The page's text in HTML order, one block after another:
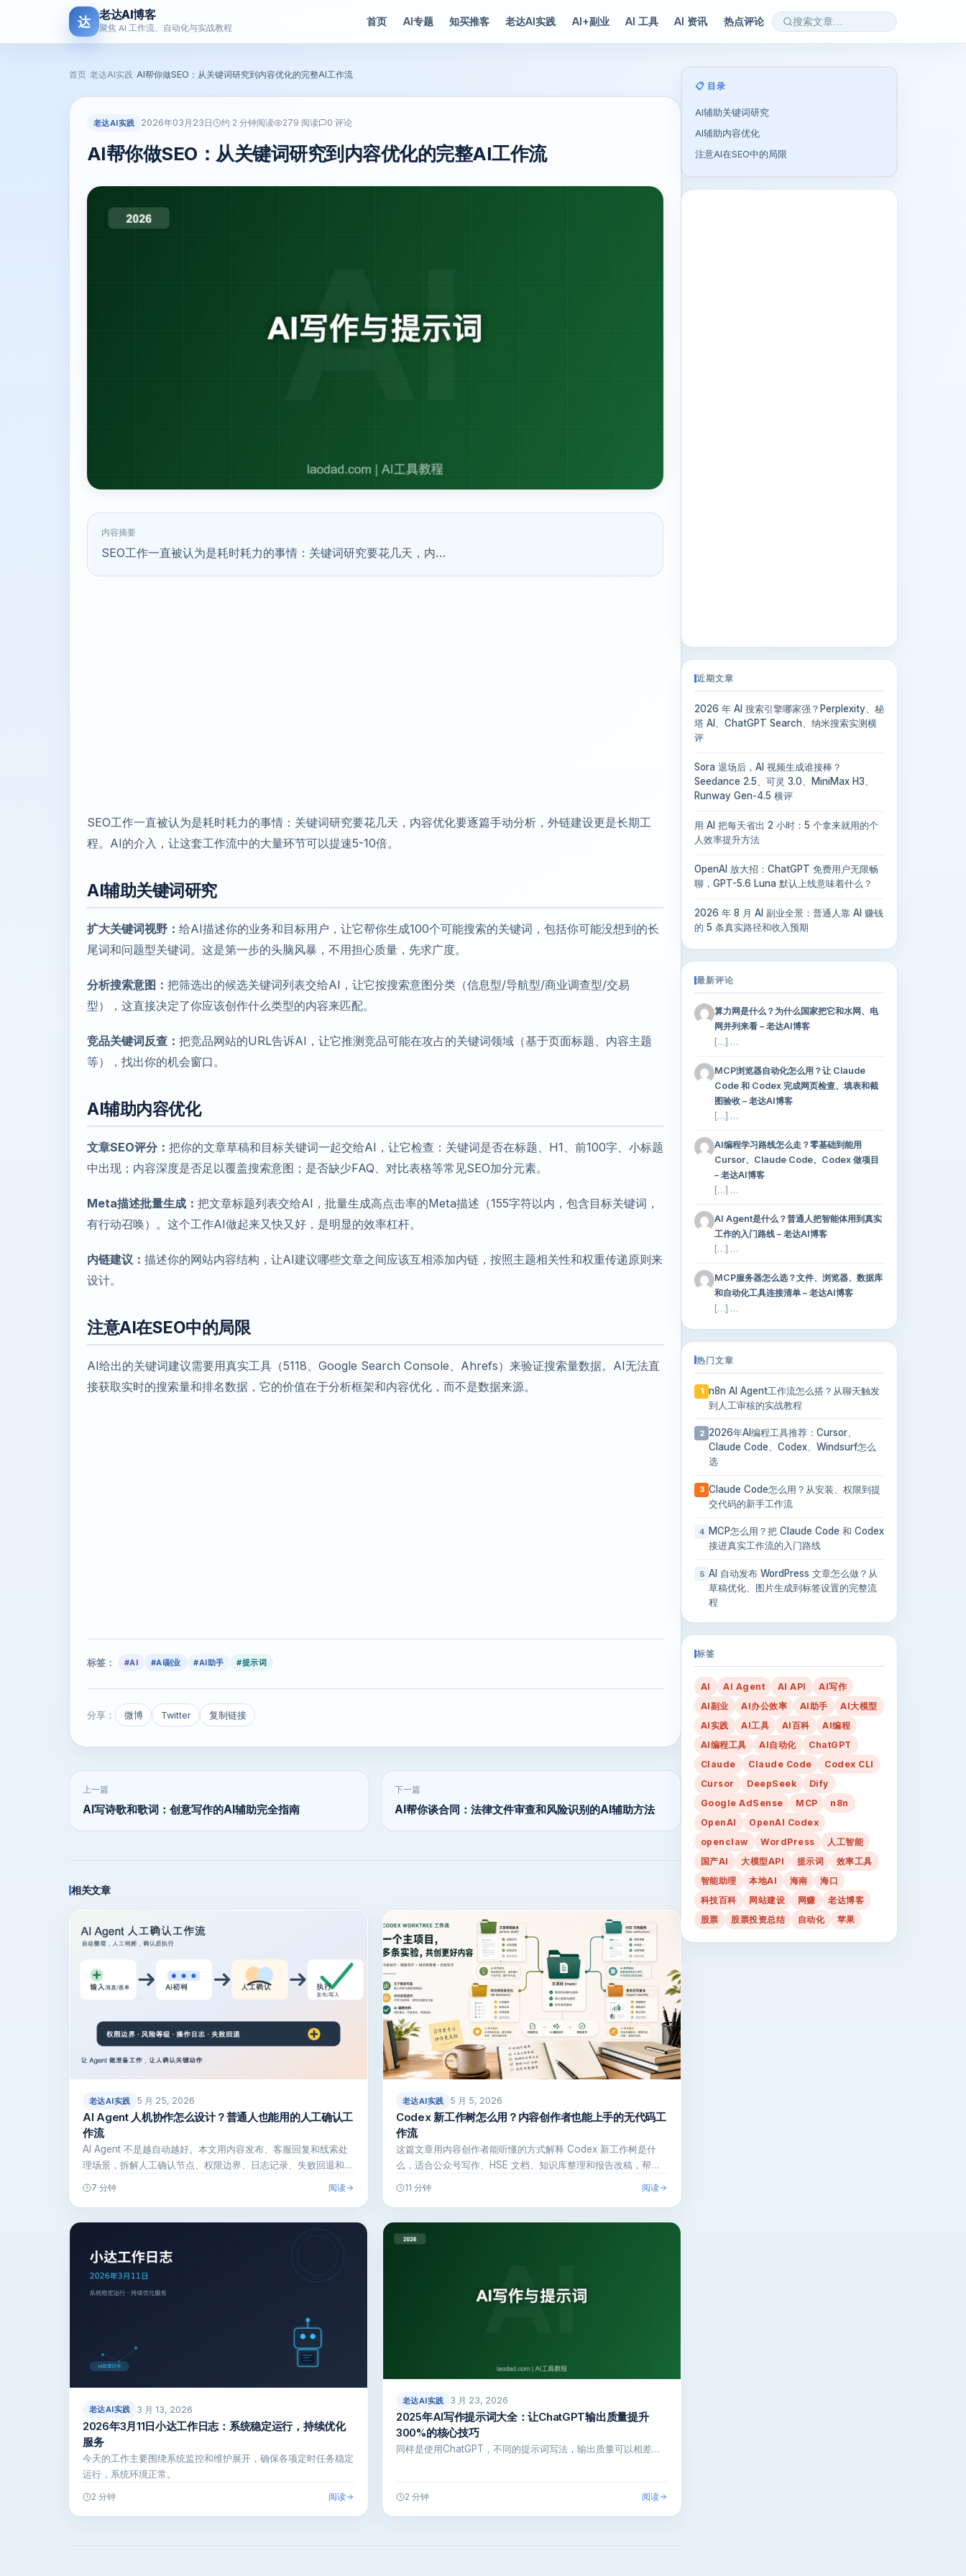
达 老达AI博客
聚焦 AI 工作流、自动化与实战教程
首页 AI专题 知买推客 老达AI实践 AI+副业 AI 工具 AI 资讯 热点评论
首页 老达AI实践 AI帮你做SEO：从关键词研究到内容优化的完整AI工作流
老达AI实践 2026年03月23日 约 2 分钟阅读 279 阅读 0 评论
AI帮你做SEO：从关键词研究到内容优化的完整AI工作流
内容摘要
SEO工作一直被认为是耗时耗力的事情：关键词研究要花几天，内…
SEO工作一直被认为是耗时耗力的事情：关键词研究要花几天，内容优化要逐篇手动分析，外链建设更是长期工
程。AI的介入，让这套工作流中的大量环节可以提速5-10倍。
AI辅助关键词研究
扩大关键词视野： 给AI描述你的业务和目标用户，让它帮你生成100个可能搜索的关键词，包括你可能没想到的长
尾词和问题型关键词。这是第一步的头脑风暴，不用担心质量，先求广度。
分析搜索意图： 把筛选出的候选关键词列表交给AI，让它按搜索意图分类（信息型/导航型/商业调查型/交易
型），这直接决定了你应该创作什么类型的内容来匹配。
竞品关键词反查： 把竞品网站的URL告诉AI，让它推测竞品可能在攻占的关键词领域（基于页面标题、内容主题
等），找出你的机会窗口。
AI辅助内容优化
文章SEO评分： 把你的文章草稿和目标关键词一起交给AI，让它检查：关键词是否在标题、H1、前100字、小标题
中出现；内容深度是否足以覆盖搜索意图；是否缺少FAQ、对比表格等常见SEO加分元素。
Meta描述批量生成： 把文章标题列表交给AI，批量生成高点击率的Meta描述（155字符以内，包含目标关键词，
有行动召唤）。这个工作AI做起来又快又好，是明显的效率杠杆。
内链建议： 描述你的网站内容结构，让AI建议哪些文章之间应该互相添加内链，按照主题相关性和权重传递原则来
设计。
注意AI在SEO中的局限
AI给出的关键词建议需要用真实工具（5118、Google Search Console、Ahrefs）来验证搜索量数据。AI无法直
接获取实时的搜索量和排名数据，它的价值在于分析框架和内容优化，而不是数据来源。
标签： #AI #AI副业 #AI助手 #提示词
分享： 微博 Twitter 复制链接
上一篇
AI写诗歌和歌词：创意写作的AI辅助完全指南
下一篇
AI帮你谈合同：法律文件审查和风险识别的AI辅助方法
相关文章
老达AI实践 5 月 25, 2026
AI Agent 人机协作怎么设计？普通人也能用的人工确认工
作流
AI Agent 不是越自动越好。本文用内容发布、客服回复和线索处
理场景，拆解人工确认节点、权限边界、日志记录、失败回退和验
7 分钟 阅读
老达AI实践 5 月 5, 2026
Codex 新工作树怎么用？内容创作者也能上手的无代码工
作流
这篇文章用内容创作者能听懂的方式解释 Codex 新工作树是什
么，适合公众号写作、HSE 文档、知识库整理和报告改稿，帮助
11 分钟 阅读
老达AI实践 3 月 13, 2026
2026年3月11日小达工作日志：系统稳定运行，持续优化
服务
今天的工作主要围绕系统监控和维护展开，确保各项定时任务稳定
运行，系统环境正常。
2 分钟 阅读
老达AI实践 3 月 23, 2026
2025年AI写作提示词大全：让ChatGPT输出质量提升
300%的核心技巧
同样是使用ChatGPT，不同的提示词写法，输出质量可以相差…
2 分钟 阅读
📋 目录
AI辅助关键词研究
AI辅助内容优化
注意AI在SEO中的局限
近期文章
2026 年 AI 搜索引擎哪家强？Perplexity、秘
塔 AI、ChatGPT Search、纳米搜索实测横
评
Sora 退场后，AI 视频生成谁接棒？
Seedance 2.5、可灵 3.0、MiniMax H3、
Runway Gen-4.5 横评
用 AI 把每天省出 2 小时：5 个拿来就用的个
人效率提升方法
OpenAI 放大招：ChatGPT 免费用户无限畅
聊，GPT-5.6 Luna 默认上线意味着什么？
2026 年 8 月 AI 副业全景：普通人靠 AI 赚钱
的 5 条真实路径和收入预期
最新评论
算力网是什么？为什么国家把它和水网、电
网并列来看 – 老达AI博客
[…] …
MCP浏览器自动化怎么用？让 Claude
Code 和 Codex 完成网页检查、填表和截
图验收 – 老达AI博客
[…] …
AI编程学习路线怎么走？零基础到能用
Cursor、Claude Code、Codex 做项目
– 老达AI博客
[…] …
AI Agent是什么？普通人把智能体用到真实
工作的入门路线 – 老达AI博客
[…] …
MCP服务器怎么选？文件、浏览器、数据库
和自动化工具连接清单 – 老达AI博客
[…] …
热门文章
1
n8n AI Agent工作流怎么搭？从聊天触发
到人工审核的实战教程
2 2026年AI编程工具推荐：Cursor、
Claude Code、Codex、Windsurf怎么
选
3 Claude Code怎么用？从安装、权限到提
交代码的新手工作流
4
MCP怎么用？把 Claude Code 和 Codex
接进真实工作流的入门路线
5 AI 自动发布 WordPress 文章怎么做？从
草稿优化、图片生成到标签设置的完整流
程
标签
AI AI Agent AI API
AI写作
AI副业
AI办公效率 AI助手
AI大模型
AI实践
AI工具 AI百科
AI编程
AI编程工具
AI自动化
ChatGPT
Claude
Claude Code
Codex CLI
Cursor
DeepSeek
Dify
Google AdSense
MCP
n8n
OpenAI
OpenAI Codex
openclaw
WordPress
人工智能
国产AI
大模型API 提示词
效率工具
智能助理
本地AI 海南
海口
科技百科
网站建设 网赚
老达博客
股票
股票投资总结 自动化 苹果